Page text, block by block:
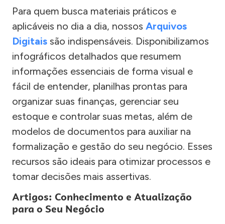
Para quem busca materiais práticos e
aplicáveis no dia a dia, nossos Arquivos
Digitais são indispensáveis. Disponibilizamos
infográficos detalhados que resumem
informações essenciais de forma visual e
fácil de entender, planilhas prontas para
organizar suas finanças, gerenciar seu
estoque e controlar suas metas, além de
modelos de documentos para auxiliar na
formalização e gestão do seu negócio. Esses
recursos são ideais para otimizar processos e
tomar decisões mais assertivas.
Artigos: Conhecimento e Atualização
para o Seu Negócio